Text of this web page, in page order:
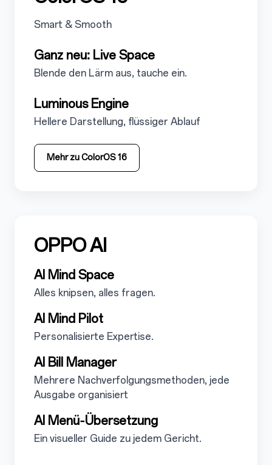
Smart & Smooth
5.1.1
Ganz neu: Live Space
5.1.1.1
Blende den Lärm aus, tauche ein.
5.1.2
Luminous Engine
5.1.2.1
Hellere Darstellung, flüssiger Ablauf
Mehr zu ColorOS 16
5.2
OPPO AI
5.2.1
AI Mind Space
5.2.1.1
Alles knipsen, alles fragen.
5.2.2
AI Mind Pilot
5.2.2.1
Personalisierte Expertise.
5.2.3
AI Bill Manager
5.2.3.1
Mehrere Nachverfolgungsmethoden, jede
Ausgabe organisiert
5.2.4
AI Menü‑Übersetzung
5.2.4.1
Ein visueller Guide zu jedem Gericht.